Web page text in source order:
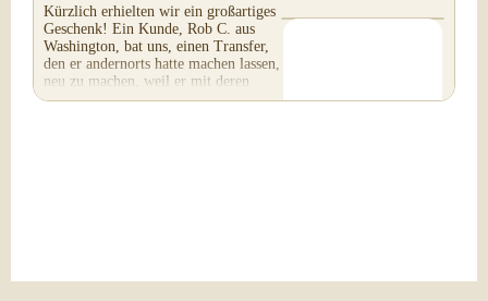
Kürzlich erhielten wir ein großartiges
Geschenk! Ein Kunde, Rob C. aus
Washington, bat uns, einen Transfer,
den er andernorts hatte machen lassen,
neu zu machen, weil er mit deren
Arbeit...